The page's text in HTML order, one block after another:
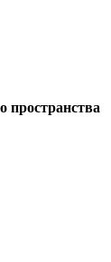
пространства